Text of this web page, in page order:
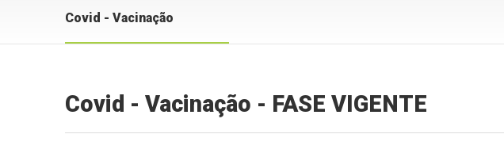
Covid - Vacinação
Covid - Vacinação - FASE VIGENTE